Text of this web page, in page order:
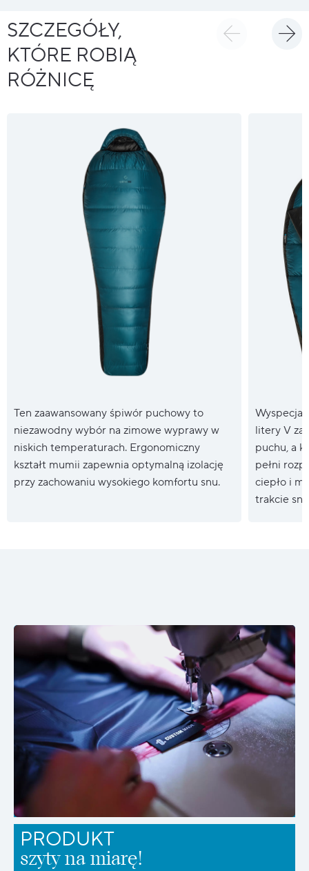
SZCZEGÓŁY,
KTÓRE ROBIĄ
RÓŻNICĘ
Ten zaawansowany śpiwór puchowy to
niezawodny wybór na zimowe wyprawy w
niskich temperaturach. Ergonomiczny
kształt mumii zapewnia optymalną izolację
przy zachowaniu wysokiego komfortu snu.
litery V
puchu, a
pełni
ciepło i
trakcie
PRODUKT
szyty na miarę!